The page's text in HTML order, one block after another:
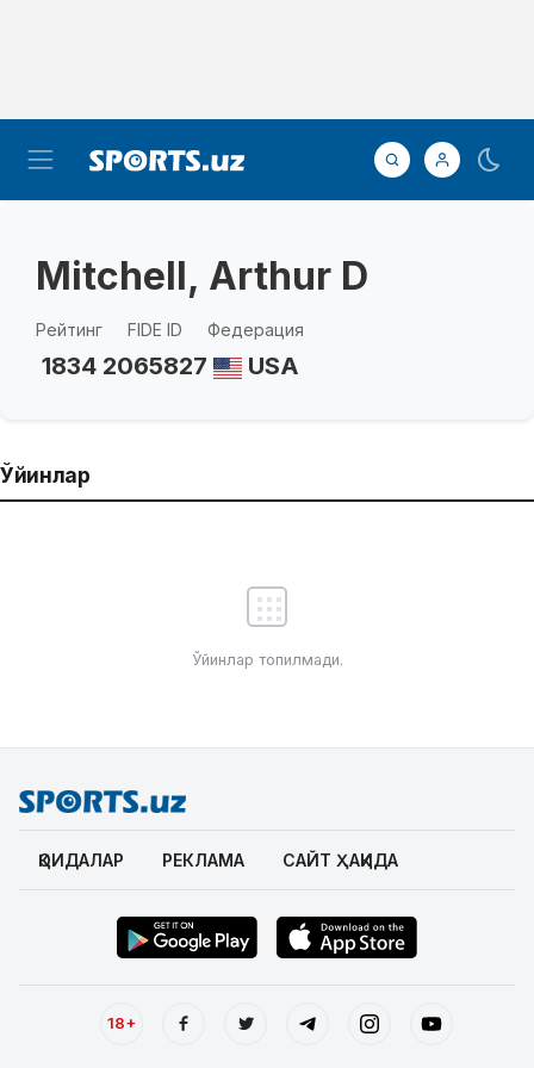
Mitchell, Arthur D
Рейтинг
1834
FIDE ID
2065827
Федерация
USA
Ўйинлар
Ўйинлар топилмади.
ҚОИДАЛАР РЕКЛАМА САЙТ ҲАҚИДА
18+